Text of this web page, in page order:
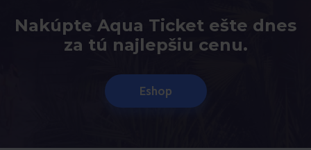
Nakúpte Aqua Ticket ešte dnes
za tú najlepšiu cenu.
Eshop